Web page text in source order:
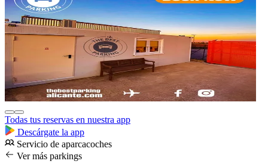
Todas tus reservas en nuestra app
Descárgate la app
Servicio de aparcacoches
Ver más parkings